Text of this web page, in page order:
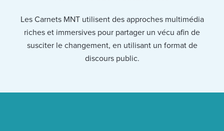
Les Carnets MNT utilisent des approches multimédia
riches et immersives pour partager un vécu afin de
susciter le changement, en utilisant un format de
discours public.